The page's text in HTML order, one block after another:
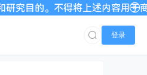
的。不得将上述内容用于商
登录